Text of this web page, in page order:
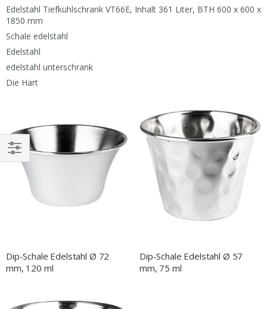
Edelstahl Tiefkühlschrank VT66E, Inhalt 361 Liter, BTH 600 x 600 x
1850 mm
Schale edelstahl
Edelstahl
edelstahl unterschrank
Die Hart
Dip-Schale Edelstahl Ø 72
mm, 120 ml
Dip-Schale Edelstahl Ø 57
mm, 75 ml
EINKAUFEN
NACH